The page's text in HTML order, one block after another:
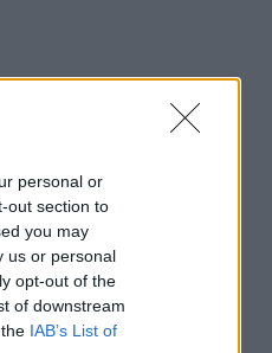
personal or
out section to
you may
us or personal
opt-out of the
of downstream
IAB’s List of